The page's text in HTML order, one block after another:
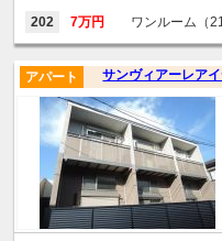
202 7万円 ワンルーム（
サンヴィアーレア
アパート